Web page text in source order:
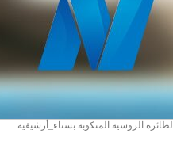
الطائرة الروسية المنكوبة بسناء_أرشيفية